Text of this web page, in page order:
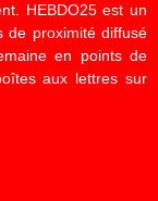
HEBDO25 est un
de proximité diffusé
en points de
aux lettres sur